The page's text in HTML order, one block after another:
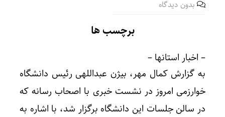
بدون دیدگاه
برچسب ها
– اخبار استانها –
به گزارش کمال مهر، بیژن عبداللهی رئیس دانشگاه
خوارزمی امروز در نشست خبری با اصحاب رسانه که
در سالن جلسات این دانشگاه برگزار شد، با اشاره به